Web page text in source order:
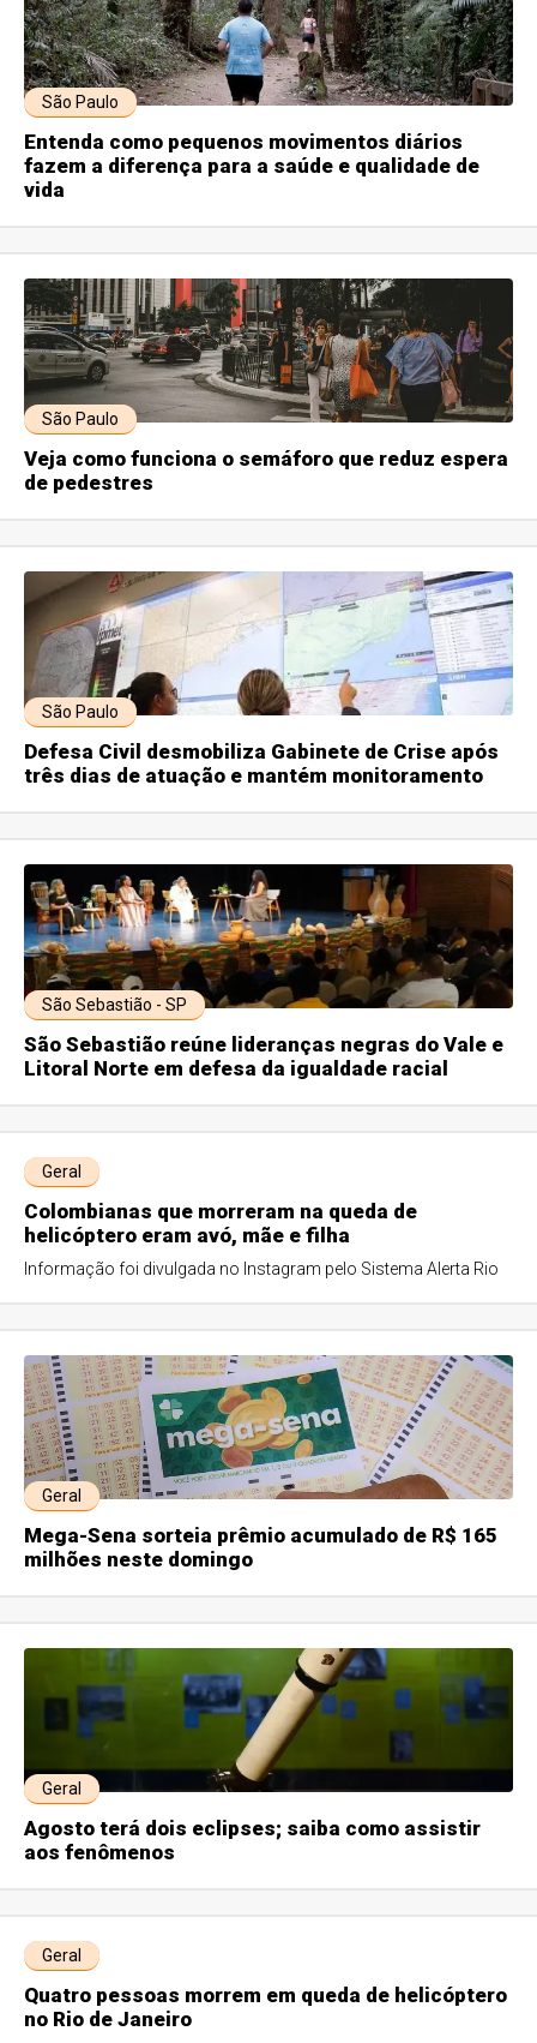
São Paulo
Entenda como pequenos movimentos diários
fazem a diferença para a saúde e qualidade de
vida
São Paulo
Veja como funciona o semáforo que reduz espera
de pedestres
São Paulo
Defesa Civil desmobiliza Gabinete de Crise após
três dias de atuação e mantém monitoramento
São Sebastião - SP
São Sebastião reúne lideranças negras do Vale e
Litoral Norte em defesa da igualdade racial
Geral
Colombianas que morreram na queda de
helicóptero eram avó, mãe e filha
Informação foi divulgada no Instagram pelo Sistema Alerta Rio
Geral
Mega-Sena sorteia prêmio acumulado de R$ 165
milhões neste domingo
Geral
Agosto terá dois eclipses; saiba como assistir
aos fenômenos
Geral
Quatro pessoas morrem em queda de helicóptero
no Rio de Janeiro